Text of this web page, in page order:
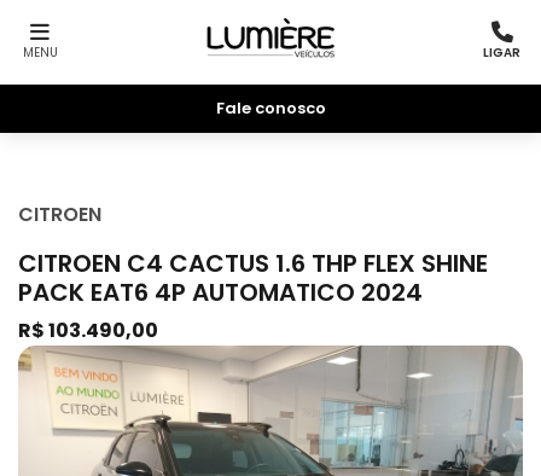
MENU LIGAR
Fale conosco
CITROEN
CITROEN C4 CACTUS 1.6 THP FLEX SHINE
PACK EAT6 4P AUTOMATICO 2024
R$ 103.490,00